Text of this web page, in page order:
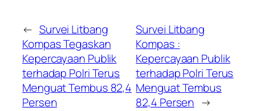
← Survei Litbang
Kompas Tegaskan
Kepercayaan Publik
terhadap Polri Terus
Menguat Tembus 82,4
Persen
Survei Litbang
Kompas :
Kepercayaan Publik
terhadap Polri Terus
Menguat Tembus
82,4 Persen →